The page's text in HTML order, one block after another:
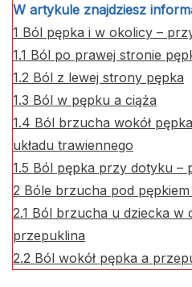
W artykule znajdziesz
1 Ból pępka i w okolicy –
1.1 Ból po prawej stronie
1.2 Ból z lewej strony pępka
1.3 Ból w pępku a ciąża
1.4 Ból brzucha wokół
układu trawiennego
1.5 Ból pępka przy dotyku –
2 Bóle brzucha pod
2.1 Ból brzucha u dziecka w
przepuklina
2.2 Ból wokół pępka a